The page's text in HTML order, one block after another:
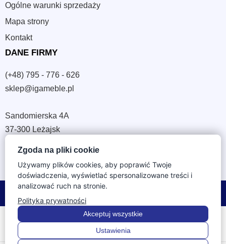
Ogólne warunki sprzedaży
Mapa strony
Kontakt
DANE FIRMY
(+48) 795 - 776 - 626
sklep@igameble.pl
Sandomierska 4A
37-300 Leżajsk
REGON: 180933172
Zgoda na pliki cookie
Używamy plików cookies, aby poprawić Twoje
doświadczenia, wyświetlać spersonalizowane treści i
analizować ruch na stronie.
Polityka prywatności
Ustawienia
Akceptuj wszystkie